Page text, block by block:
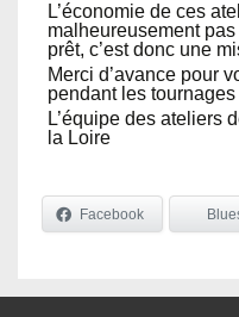
L’économie de ces
malheureusement
prêt, c’est donc une
Merci d’avance pour
pendant les tournages
L’équipe des ateliers
la Loire
Facebook